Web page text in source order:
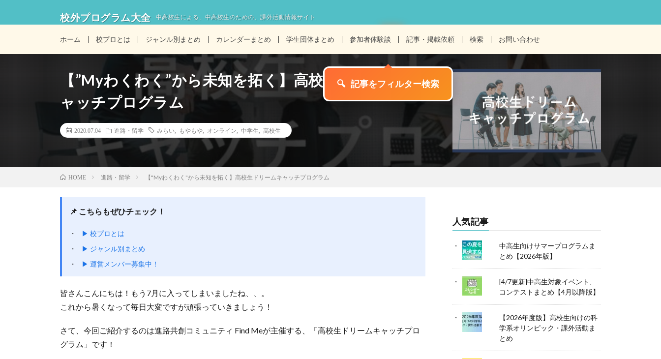
校外プログラム大全 中高校生による、中高校生のための、課外活動情報サイト
ホーム 校プロとは ジャンル別まとめ カレンダーまとめ 学生団体まとめ 参加者体験談 記事・掲載依頼 検索 お問い合わせ
【”Myわくわく”から未知を拓く】高校生ドリームキ
ャッチプログラム
2020.07.04 進路・留学 みらい もやもや オンライン 中学生 高校生
HOME 進路・留学 【"Myわくわく"から未知を拓く】高校生ドリームキャッチプログラム
📌 こちらもぜひチェック！
▶ 校プロとは
▶ ジャンル別まとめ
▶ 運営メンバー募集中！
皆さんこんにちは！もう7月に入ってしまいましたね、、。
これから暑くなって毎日大変ですが頑張っていきましょう！
さて、今回ご紹介するのは進路共創コミュニティ Find Meが主催する、「高校生ドリームキャッチプロ
グラム」です！
人気記事
中高生向けサマープログラムま
とめ【2026年版】
[4/7更新]中高生対象イベント、
コンテストまとめ【4月以降版】
【2026年度版】高校生向けの科
学系オリンピック・課外活動ま
とめ
🔍 記事をフィルター検索